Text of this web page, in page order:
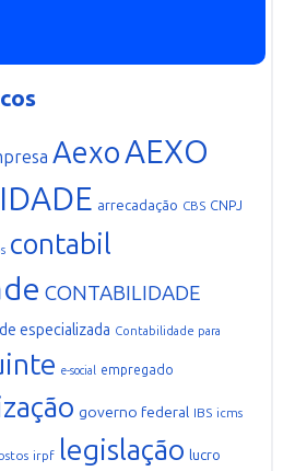
AexoAEXO
arrecadação CBS CNPJ
contabil
CONTABILIDADE
especializada Contabilidade para
e-social empregado
governo federal IBS icms
irpf legislação lucro